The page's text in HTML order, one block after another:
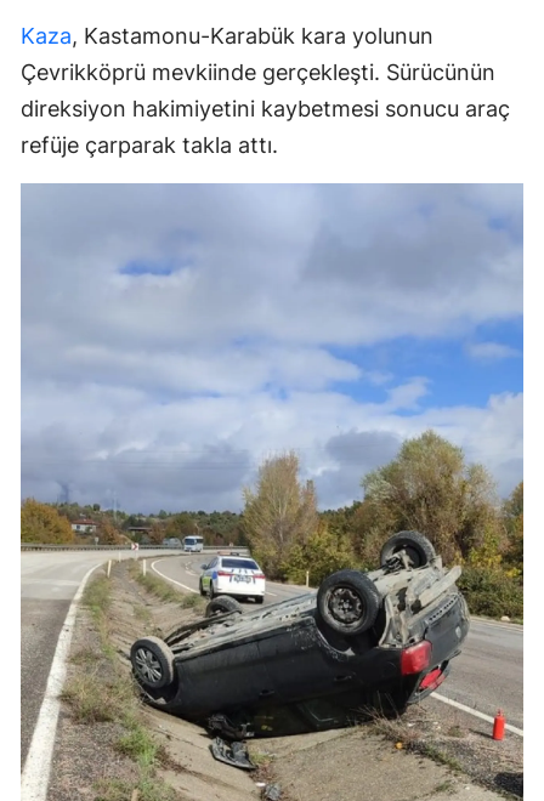
Kaza, Kastamonu-Karabük kara yolunun
Çevrikköprü mevkiinde gerçekleşti. Sürücünün
direksiyon hakimiyetini kaybetmesi sonucu araç
refüje çarparak takla attı.